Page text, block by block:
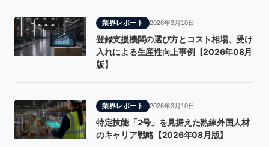
業界レポート 2026年3月10日
登録支援機関の選び方とコスト相場、受け
入れによる生産性向上事例【2026年08月
版】
業界レポート 2026年3月10日
特定技能「2号」を見据えた熟練外国人材
のキャリア戦略【2026年08月版】